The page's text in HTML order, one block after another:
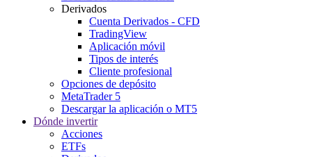
Derivados
Cuenta Derivados - CFD
TradingView
Aplicación móvil
Tipos de interés
Cliente profesional
Opciones de depósito
MetaTrader 5
Descargar la aplicación o MT5
Dónde invertir
Acciones
ETFs